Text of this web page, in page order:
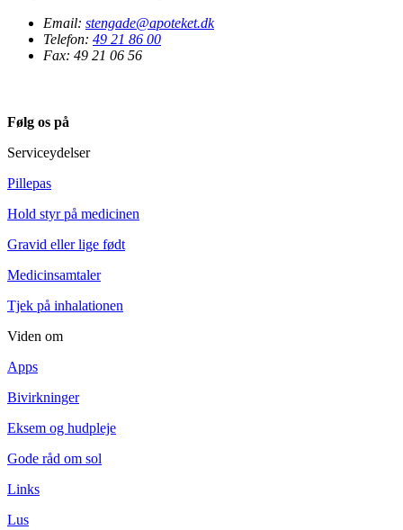
Email: stengade@apoteket.dk
Telefon: 49 21 86 00
Fax: 49 21 06 56
Følg os på
Serviceydelser
Pillepas
Hold styr på medicinen
Gravid eller lige født
Medicinsamtaler
Tjek på inhalationen
Viden om
Apps
Bivirkninger
Eksem og hudpleje
Gode råd om sol
Links
Lus